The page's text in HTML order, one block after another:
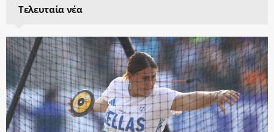
Τελευταία νέα